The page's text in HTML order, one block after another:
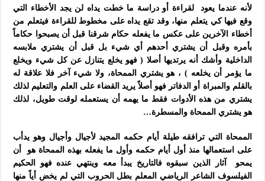
لأنه عندما يعود لقراءة أو دراسة ما خطت يداه لن يجد الأخطاء التي
وقع فيها كي يتعلم منها، وقد تقع يداه على مخطوط للقراءة فيتعلم من
أخطاء الآخرين على عكس ما يفعله حكام شرقنا قبل أن يصبحوا حكاماً
بأمره وقبل أن يشتري أحدهم أي شيء بل قبل أن يشتري ملابسه
الداخلية وأشك أنه يرتديها أصلا ( فهو يخلع يتنازل عن كل شيء ويخلع
ما يؤمر أن يخلعه ) ، هو يشتري الممحاة، ولا شيء آخر فلا علاقة له
بالقلم والمبراة أو الدفاتر فهو أصلاً يريد القضاء على العلم والتعليم لذلك
يشتري من هذه الأدوات فقط ما يهمه أن يستعمله لوقت طويل، لذلك
هو يشتري الممحاة والمسطرة…
الممحاة التي ترافقه طيلة أيام حكمه المجيد لأجيال وأجيال وهو يدأب
على استعمالها منذ أول أيام حكمه وأول ما يفعله بهذه الممحاة هو أن
يمحو آثار الذين سبقوه فالتاريخ يبدأ معه وينتهي عنده فهو الحكيم
الفيلسوف الشاعر الرياضي المعلم بطل الحروب التي لم يخض أياً منها